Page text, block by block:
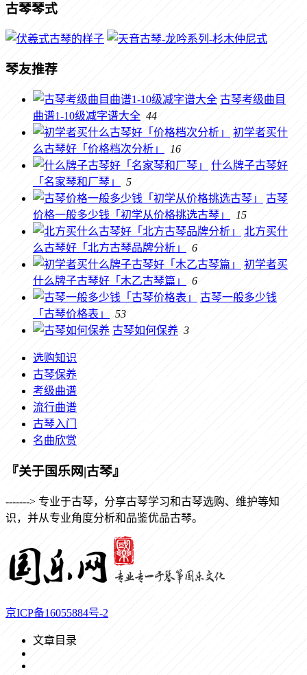
古琴琴式
琴友推荐
古琴考级曲目
曲谱1-10级减字谱大全 44
初学者买什
么古琴好「价格档次分析」
16
什么牌子古琴好
「名家琴和厂琴」
5
古琴
价格一般多少钱「初学从价格挑选古琴」
15
北方买什
么古琴好「北方古琴品牌分析」
6
初学者买
什么牌子古琴好「木乙古琴篇」
6
古琴一般多少钱
「古琴价格表」
53
古琴如何保养 3
选购知识
古琴保养
考级曲谱
流行曲谱
古琴入门
名曲欣赏
『关于国乐网|古琴』
-------> 专业于古琴，分享古琴学习和古琴选购、维护等知
识，并从专业角度分析和品鉴优品古琴。
京ICP备16055884号-2
文章目录